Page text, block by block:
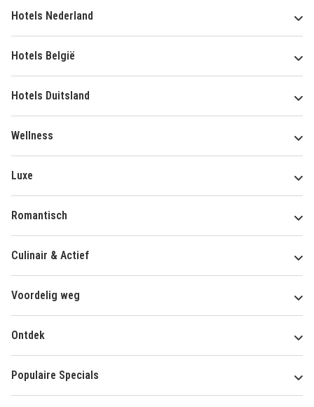
Hotels Nederland
Hotels België
Hotels Duitsland
Wellness
Luxe
Romantisch
Culinair & Actief
Voordelig weg
Ontdek
Populaire Specials